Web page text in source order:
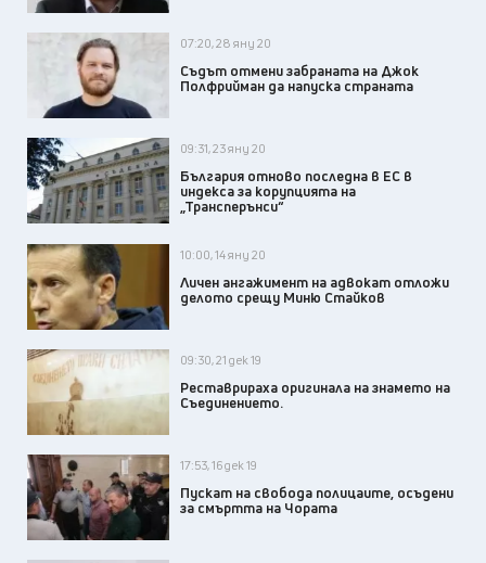
07:20, 28 яну 20
Съдът отмени забраната на Джок
Полфрийман да напуска страната
09:31, 23 яну 20
България отново последна в ЕС в
индекса за корупцията на
„Трансперънси“
10:00, 14 яну 20
Личен ангажимент на адвокат отложи
делото срещу Миню Стайков
09:30, 21 дек 19
Реставрираха оригинала на знамето на
Съединението.
17:53, 16 дек 19
Пускат на свобода полицаите, осъдени
за смъртта на Чората